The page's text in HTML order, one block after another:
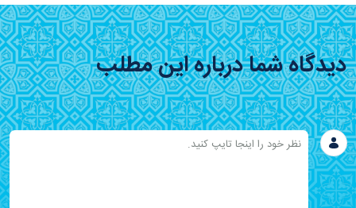
دیدگاه شما درباره این مطلب